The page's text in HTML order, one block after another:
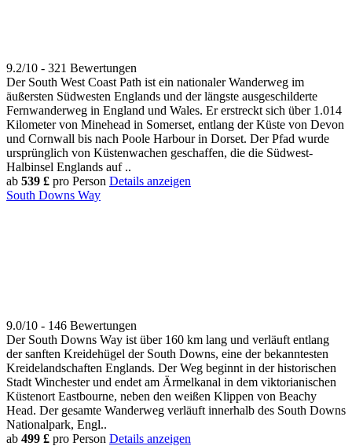
9.2/10 - 321 Bewertungen
Der South West Coast Path ist ein nationaler Wanderweg im
äußersten Südwesten Englands und der längste ausgeschilderte
Fernwanderweg in England und Wales. Er erstreckt sich über 1.014
Kilometer von Minehead in Somerset, entlang der Küste von Devon
und Cornwall bis nach Poole Harbour in Dorset. Der Pfad wurde
ursprünglich von Küstenwachen geschaffen, die die Südwest-
Halbinsel Englands auf ..
ab 539 £ pro Person Details anzeigen
South Downs Way
9.0/10 - 146 Bewertungen
Der South Downs Way ist über 160 km lang und verläuft entlang
der sanften Kreidehügel der South Downs, eine der bekanntesten
Kreidelandschaften Englands. Der Weg beginnt in der historischen
Stadt Winchester und endet am Ärmelkanal in dem viktorianischen
Küstenort Eastbourne, neben den weißen Klippen von Beachy
Head. Der gesamte Wanderweg verläuft innerhalb des South Downs
Nationalpark, Engl..
ab 499 £ pro Person Details anzeigen